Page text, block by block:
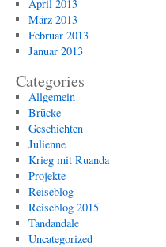
April 2013
März 2013
Februar 2013
Januar 2013
Categories
Allgemein
Brücke
Geschichten
Julienne
Krieg mit Ruanda
Projekte
Reiseblog
Reiseblog 2015
Tandandale
Uncategorized